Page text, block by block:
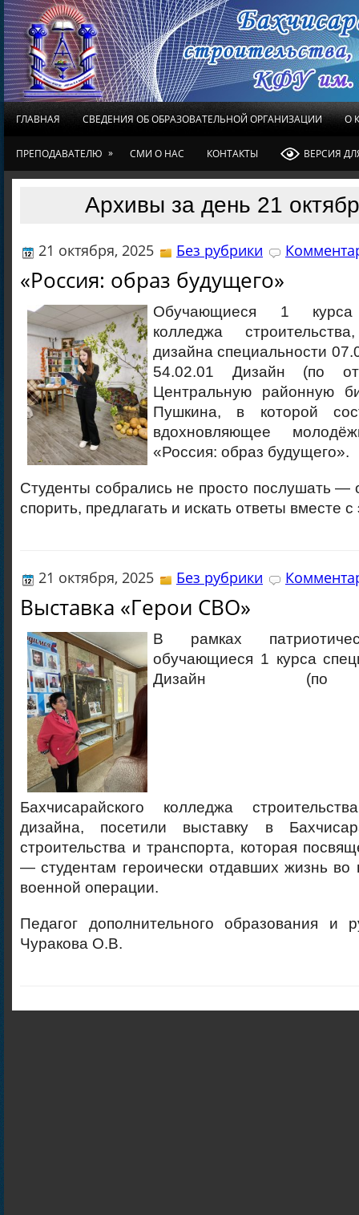
ГЛАВНАЯ СВЕДЕНИЯ ОБ ОБРАЗОВАТЕЛЬНОЙ ОРГАНИЗАЦИИ О
ПРЕПОДАВАТЕЛЮ » СМИ О НАС КОНТАКТЫ ВЕРСИЯ
Архивы за день 21
21 октября, 2025 Без рубрики
«Россия: образ будущего»
Обучающиеся 1 курса
колледжа
дизайна специальности
54.02.01 Дизайн (по
Центральную районную
Пушкина, в которой
вдохновляющее
«Россия: образ будущего».
Студенты собрались не просто послушать —
спорить, предлагать и искать ответы вместе
21 октября, 2025 Без рубрики
Выставка «Герои СВО»
В рамках
обучающиеся 1 курса
Дизайн (по
Бахчисарайского колледжа
дизайна, посетили выставку в
строительства и транспорта, которая
— студентам героически отдавших жизнь во
военной операции.
Педагог дополнительного образования и
Чуракова О.В.